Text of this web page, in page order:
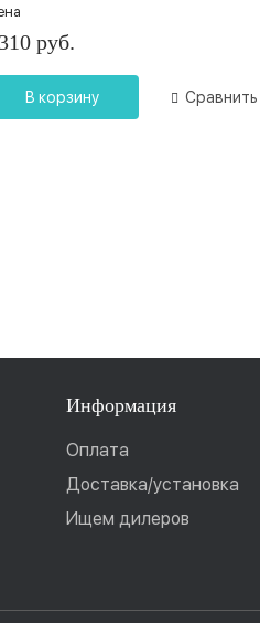
руб.
В корзину Сравнить
Информация
Оплата
Доставка/установка
Ищем дилеров